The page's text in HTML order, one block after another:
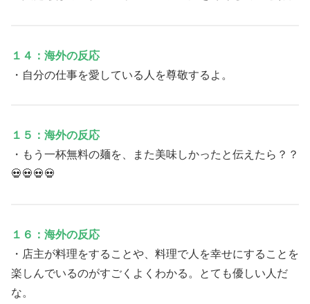
１４：海外の反応
・自分の仕事を愛している人を尊敬するよ。
１５：海外の反応
・もう一杯無料の麺を、また美味しかったと伝えたら？？
💀💀💀💀
１６：海外の反応
・店主が料理をすることや、料理で人を幸せにすることを
楽しんでいるのがすごくよくわかる。とても優しい人だ
な。